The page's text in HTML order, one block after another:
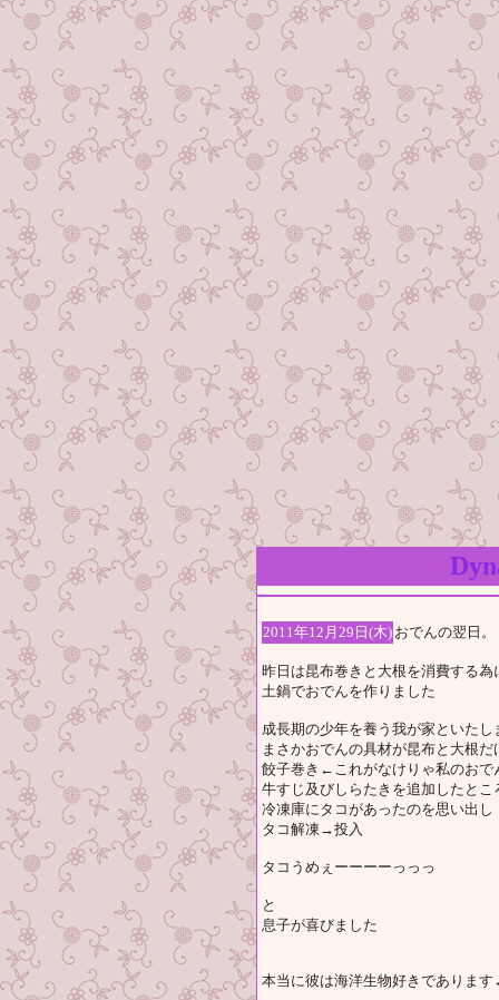
2011年12月29日(木) おでんの翌日。
昨日は昆布巻きと大根を消費する為
土鍋でおでんを作りました
成長期の少年を養う我が家といたし
まさかおでんの具材が昆布と大根
餃子巻き←これがなけりゃ私のおで
牛すじ及びしらたきを追加したとこ
冷凍庫にタコがあったのを思い出し
タコ解凍→投入
タコうめぇーーーーっっっ
と
息子が喜びました
本当に彼は海洋生物好きでありま